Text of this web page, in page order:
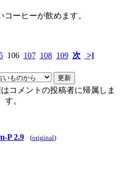
ーヒーが飲めます。
106 107 108 109 次 >]
コメントの投稿者に帰属しま
す。
P 2.9 (original)